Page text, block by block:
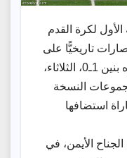
لكرة القدم
تاريخيًّا على
صعيد كأس الأمم الإفريقية، بقهره بنين 1ـ0، الثلاثاء،
النسخة
في مباراة استضافها
الأيمن، في